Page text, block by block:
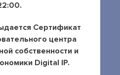
Сертификат
центра
собственности и
Digital IP.